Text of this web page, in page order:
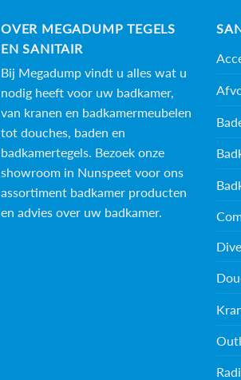
OVER MEGADUMP TEGELS
EN SANITAIR
Bij Megadump vindt u alles wat u
nodig heeft voor uw badkamer,
van kranen en badkamermeubelen
tot douches, baden en
badkamertegels. Bezoek onze
showroom in Nunspeet voor ons
assortiment badkamer producten
en advies over uw badkamer.